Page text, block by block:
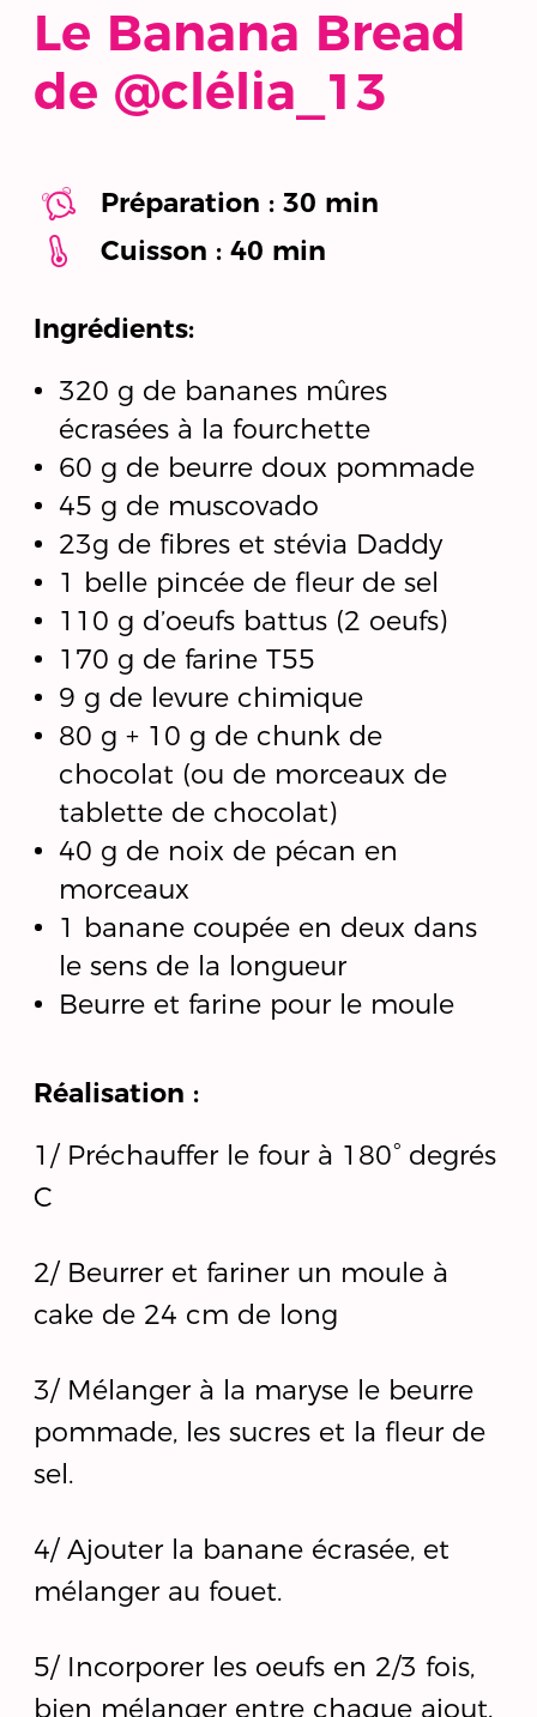
Le Banana Bread
de @clélia_13
Préparation : 30 min
Cuisson : 40 min
Ingrédients:
320 g de bananes mûres
écrasées à la fourchette
60 g de beurre doux pommade
45 g de muscovado
23g de fibres et stévia Daddy
1 belle pincée de fleur de sel
110 g d’oeufs battus (2 oeufs)
170 g de farine T55
9 g de levure chimique
80 g + 10 g de chunk de
chocolat (ou de morceaux de
tablette de chocolat)
40 g de noix de pécan en
morceaux
1 banane coupée en deux dans
le sens de la longueur
Beurre et farine pour le moule
Réalisation :
1/ Préchauffer le four à 180° degrés
C
2/ Beurrer et fariner un moule à
cake de 24 cm de long
3/ Mélanger à la maryse le beurre
pommade, les sucres et la fleur de
sel.
4/ Ajouter la banane écrasée, et
mélanger au fouet.
5/ Incorporer les oeufs en 2/3 fois,
bien mélanger entre chaque ajout.